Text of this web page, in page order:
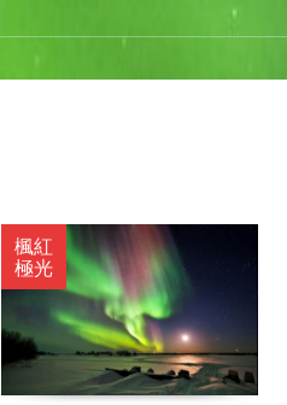
楓紅
極光